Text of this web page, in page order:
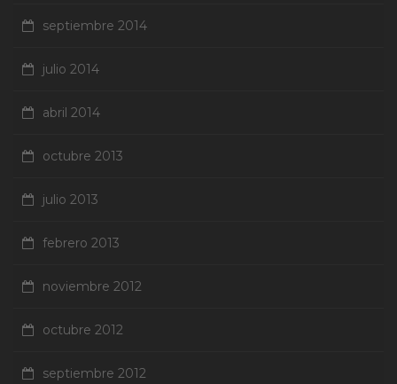
septiembre 2014
julio 2014
abril 2014
octubre 2013
julio 2013
febrero 2013
noviembre 2012
octubre 2012
septiembre 2012